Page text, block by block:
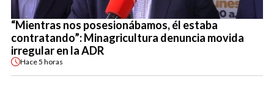
“Mientras nos posesionábamos, él estaba
contratando”: Minagricultura denuncia movida
irregular en la ADR
Hace5 horas